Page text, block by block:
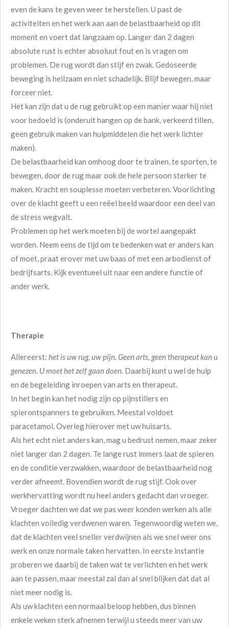
even de kans te geven weer te herstellen. U past de
activiteiten en het werk aan aan de belastbaarheid op dit
moment en voert dat langzaam op. Langer dan 2 dagen
absolute rust is echter absoluut fout en is vragen om
problemen. De rug wordt dan stijf en zwak. Gedoseerde
beweging is heilzaam en niet schadelijk. Blijf bewegen, maar
forceer niet.
Het kan zijn dat u de rug gebruikt op een manier waar hij niet
voor bedoeld is (onderuit hangen op de bank, verkeerd tillen,
geen gebruik maken van hulpmiddelen die het werk lichter
maken).
De belastbaarheid kan omhoog door te trainen, te sporten, te
bewegen, door de rug maar ook de hele persoon sterker te
maken. Kracht en souplesse moeten verbeteren. Voorlichting
over de klacht geeft u een reëel beeld waardoor een deel van
de stress wegvalt.
Problemen op het werk moeten bij de wortel aangepakt
worden. Neem eens de tijd om te bedenken wat er anders kan
of moet, praat erover met uw baas of met een arbodienst of
bedrijfsarts. Kijk eventueel uit naar een andere functie of
ander werk.
Therapie
Allereerst: het is uw rug, uw pijn. Geen arts, geen therapeut kan u
genezen. U moet het zelf gaan doen. Daarbij kunt u wel de hulp
en de begeleiding inroepen van arts en therapeut.
In het begin kan het nodig zijn op pijnstillers en
spierontspanners te gebruiken. Meestal voldoet
paracetamol. Overleg hierover met uw huisarts.
Als het echt niet anders kan, mag u bedrust nemen, maar zeker
niet langer dan 2 dagen. Te lange rust immers laat de spieren
en de conditie verzwakken, waardoor de belastbaarheid nog
verder afneemt. Bovendien wordt de rug stijf. Ook over
werkhervatting wordt nu heel anders gedacht dan vroeger.
Vroeger dachten we dat we pas weer konden werken als alle
klachten volledig verdwenen waren. Tegenwoordig weten we,
dat de klachten veel sneller verdwijnen als we snel weer ons
werk en onze normale taken hervatten. In eerste instantie
proberen we daarbij de taken wat te verlichten en het werk
aan te passen, maar meestal zal dan al snel blijken dat dat al
niet meer nodig is.
Als uw klachten een normaal beloop hebben, dus binnen
enkele weken sterk afnemen terwijl u steeds meer van uw